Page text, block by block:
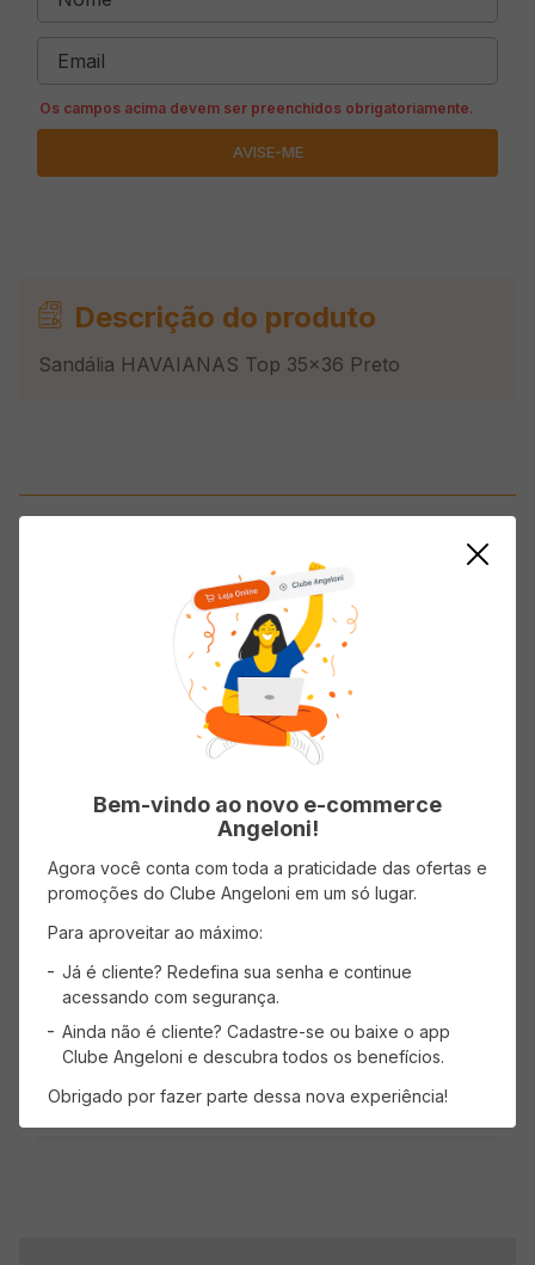
Descrição do produto
Sandália HAVAIANAS Top 35x36 Preto
Classificação média: 0 (0 avaliações)
1 estrela 0%
Faça login para escrever uma avaliação.
Nenhuma avaliação
Bem-vindo ao novo e-commerce
Angeloni!
Agora você conta com toda a praticidade das ofertas e
promoções do Clube Angeloni em um só lugar.
Para aproveitar ao máximo:
Já é cliente? Redefina sua senha e continue
acessando com segurança.
Ainda não é cliente? Cadastre-se ou baixe o app
Clube Angeloni e descubra todos os benefícios.
Obrigado por fazer parte dessa nova experiência!